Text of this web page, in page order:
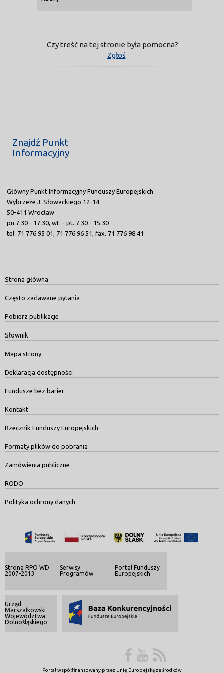
Czy treść na tej stronie była pomocna?
Zgłoś
Znajdź Punkt
Informacyjny
Główny Punkt Informacyjny Funduszy Europejskich
Wybrzeże J. Słowackiego 12-14
50-411 Wrocław
pn.7:30 - 17:30, wt. - pt. 7.30 - 15.30
tel. 71 776 95 01, 71 776 96 51, fax. 71 776 98 41
Strona główna
Często zadawane pytania
Pobierz publikacje
Słownik
Mapa strony
Deklaracja dostępności
Fundusze bez barier
Kontakt
Rzecznik Funduszy Europejskich
Formaty plików do pobrania
Zamówienia publiczne
RODO
Polityka ochrony danych
Strona RPO WD
2007-2013
Serwisy
Programów
Portal Funduszy
Europejskich
Urząd
Marszałkowski
Województwa
Dolnośląskiego
Portal współfinansowany przez Unię Europejską ze środków